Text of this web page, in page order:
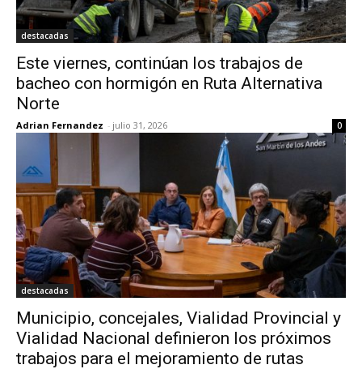
destacadas
Este viernes, continúan los trabajos de
bacheo con hormigón en Ruta Alternativa
Norte
Adrian Fernandez - julio 31, 2026 0
destacadas
Municipio, concejales, Vialidad Provincial y
Vialidad Nacional definieron los próximos
trabajos para el mejoramiento de rutas